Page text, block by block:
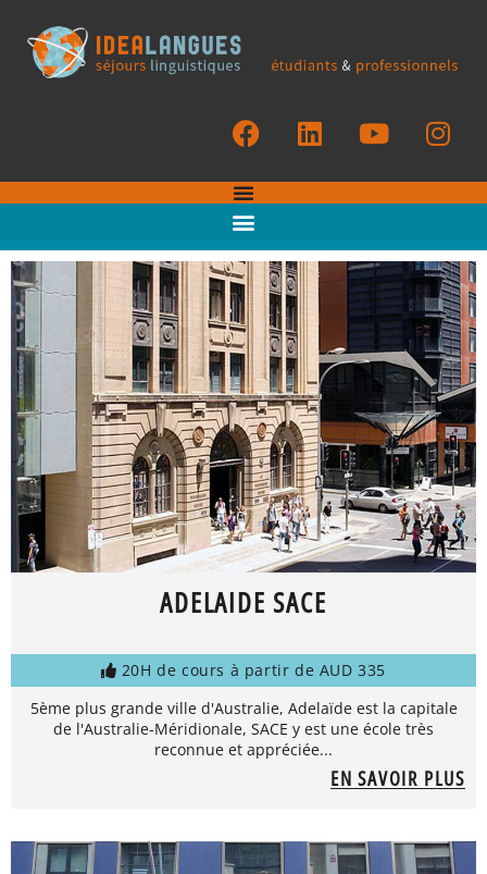
ADELAIDE SACE
20H de cours à partir de AUD 335
5ème plus grande ville d'Australie, Adelaïde est la capitale
de l'Australie-Méridionale, SACE y est une école très
reconnue et appréciée...
EN SAVOIR PLUS